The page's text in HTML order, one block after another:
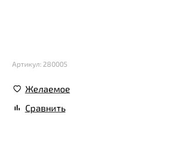
Артикул: 280005
Желаемое
Сравнить